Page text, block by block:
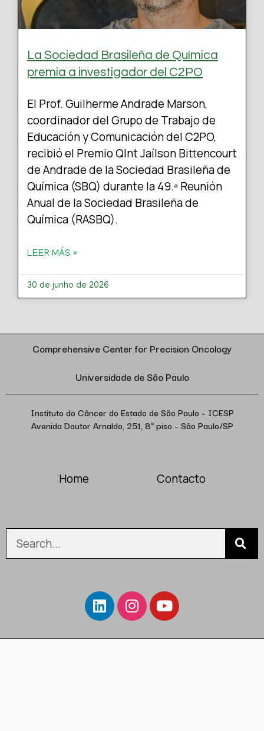
La Sociedad Brasileña de Química
premia a investigador del C2PO
El Prof. Guilherme Andrade Marson,
coordinador del Grupo de Trabajo de
Educación y Comunicación del C2PO,
recibió el Premio QInt Jaílson Bittencourt
de Andrade de la Sociedad Brasileña de
Química (SBQ) durante la 49.ª Reunión
Anual de la Sociedad Brasileña de
Química (RASBQ).
LEER MÁS »
30 de junho de 2026
Comprehensive Center for Precision Oncology
Universidade de São Paulo
Instituto do Câncer do Estado de São Paulo – ICESP
Avenida Doutor Arnaldo, 251, 8º piso – São Paulo/SP
Home Contacto